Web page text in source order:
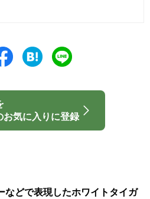
気に入りに登録
などで表現したホワイトタイガ